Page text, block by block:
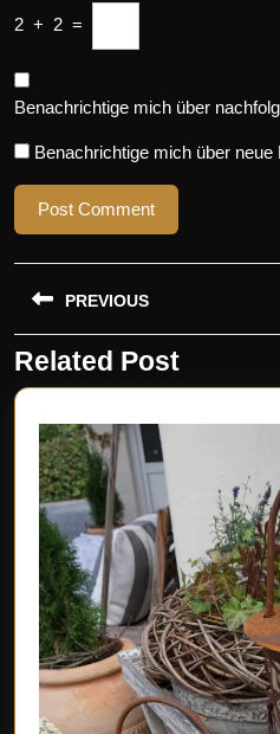
2 + 2 =
Benachrichtige mich über
Benachrichtige mich über neue
Beitragsnavigation
PREVIOUS
Previous
post:
Related Post